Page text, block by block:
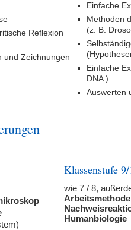
Reflexion
und Zeichnungen
Einfache
Methoden
(z. B.
Einfache
DNA )
Auswerten
Klassenstufe
wie 7 / 8,
Humanbiologie